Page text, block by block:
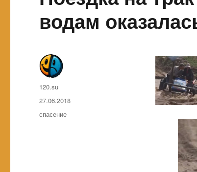
водам
Автор
120.su
Опубликовано
27.06.2018
Метки
спасение